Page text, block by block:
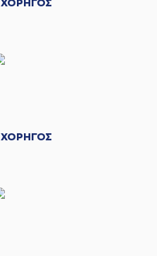
ΧΟΡΗΓΟΣ
ΧΟΡΗΓΟΣ